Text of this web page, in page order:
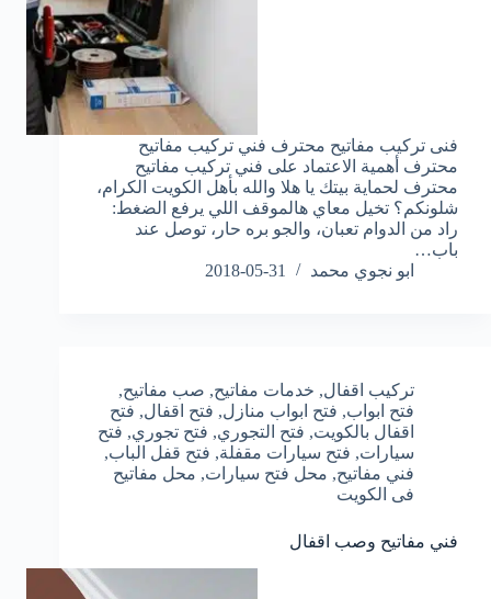
فنى تركيب مفاتيح محترف فني تركيب مفاتيح
محترف أهمية الاعتماد على فني تركيب مفاتيح
محترف لحماية بيتك يا هلا والله بأهل الكويت الكرام،
شلونكم؟ تخيل معاي هالموقف اللي يرفع الضغط:
راد من الدوام تعبان، والجو بره حار، توصل عند
باب…
ابو نجوي محمد
2018-05-31
تركيب اقفال, خدمات مفاتيح, صب مفاتيح,
فتح ابواب, فتح ابواب منازل, فتح اقفال, فتح
اقفال بالكويت, فتح التجوري, فتح تجوري, فتح
سيارات, فتح سيارات مقفلة, فتح قفل الباب,
فني مفاتيح, محل فتح سيارات, محل مفاتيح
فى الكويت
فني مفاتيح وصب اقفال